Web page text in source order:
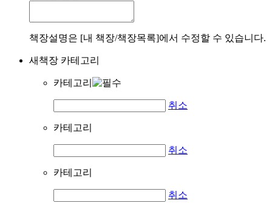
책장설명은 [내 책장/책장목록]에서 수정할 수 있습니다.
새책장 카테고리
카테고리
취소
카테고리
취소
카테고리
취소